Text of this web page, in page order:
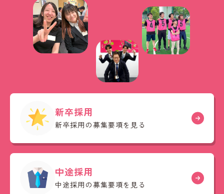
新卒採用
新卒採用の募集要項を見る
中途採用
中途採用の募集要項を見る